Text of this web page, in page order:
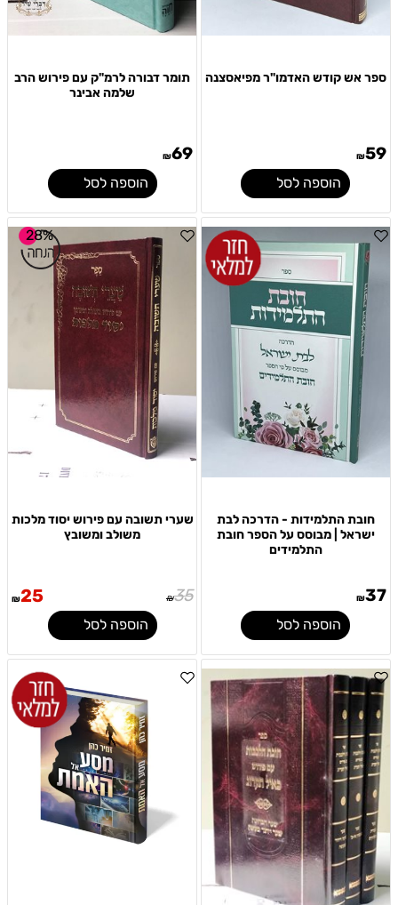
ספר אש קודש האדמו"ר מפיאסצנה
₪59
הוספה לסל
תומר דבורה לרמ"ק עם פירוש הרב
שלמה אבינר
₪69
הוספה לסל
חובת התלמידות - הדרכה לבת
ישראל | מבוסס על הספר חובת
התלמידים
₪37
הוספה לסל
28%
שערי תשובה עם פירוש יסוד מלכות
משולב ומשובץ
₪35
₪25
הוספה לסל